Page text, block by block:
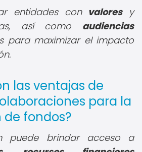
entidades con valoresy
así como audiencias
para maximizar el impacto
las ventajas de
para la
fondos?
puede brindar acceso a